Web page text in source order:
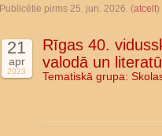
Publicētie pirms 25. jun. 2026. (atcelt)
21
apr
2023
Rīgas 40.
valodā un
Tematiskā grupa: